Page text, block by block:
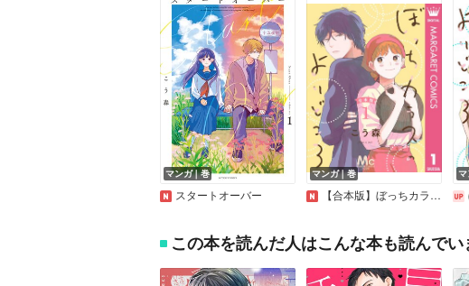
マンガ｜巻
スタートオーバー
マンガ｜巻
【合本版】ぼっちカラスのよりどころ
マ
この本を読んだ人はこんな本も読んでい